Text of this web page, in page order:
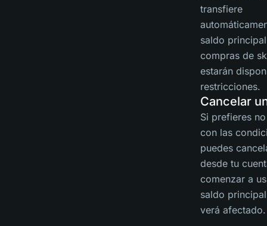
transfiere
saldo
compras de
estarán
restricciones.
Cancelar
Si prefieres
con las
puedes
desde tu
comenzar a
saldo
verá afectado.